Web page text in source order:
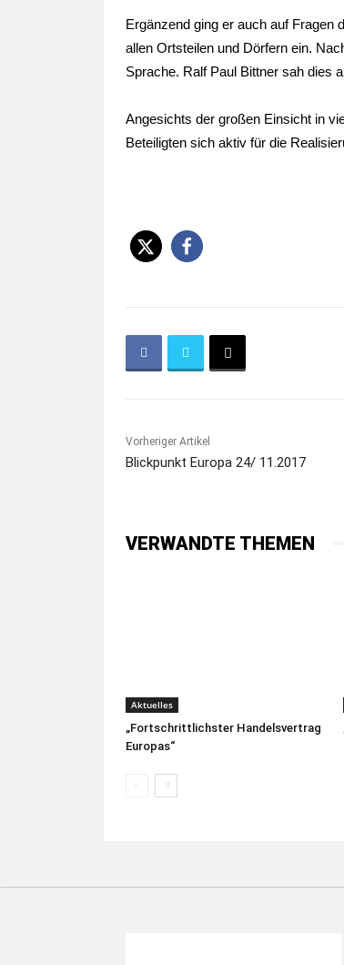
Ergänzend ging er auch auf Fragen
allen Ortsteilen und Dörfern ein.
Sprache. Ralf Paul Bittner sah dies
Angesichts der großen Einsicht in
Beteiligten sich aktiv für die
Vorheriger Artikel
Blickpunkt Europa 24/ 11.2017
VERWANDTE THEMEN
Aktuelles
„Fortschrittlichster Handelsvertrag
Europas“